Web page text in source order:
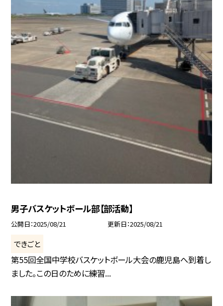
男子バスケットボール部【部活動】
公開日 2025/08/21 更新日 2025/08/21
できごと
第55回全国中学校バスケットボール大会の鹿児島へ到着し
ました。この日のために練習...